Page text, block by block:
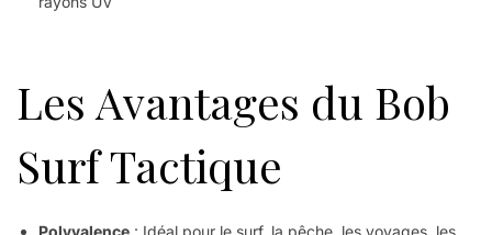
Les Avantages du Bob
Surf Tactique